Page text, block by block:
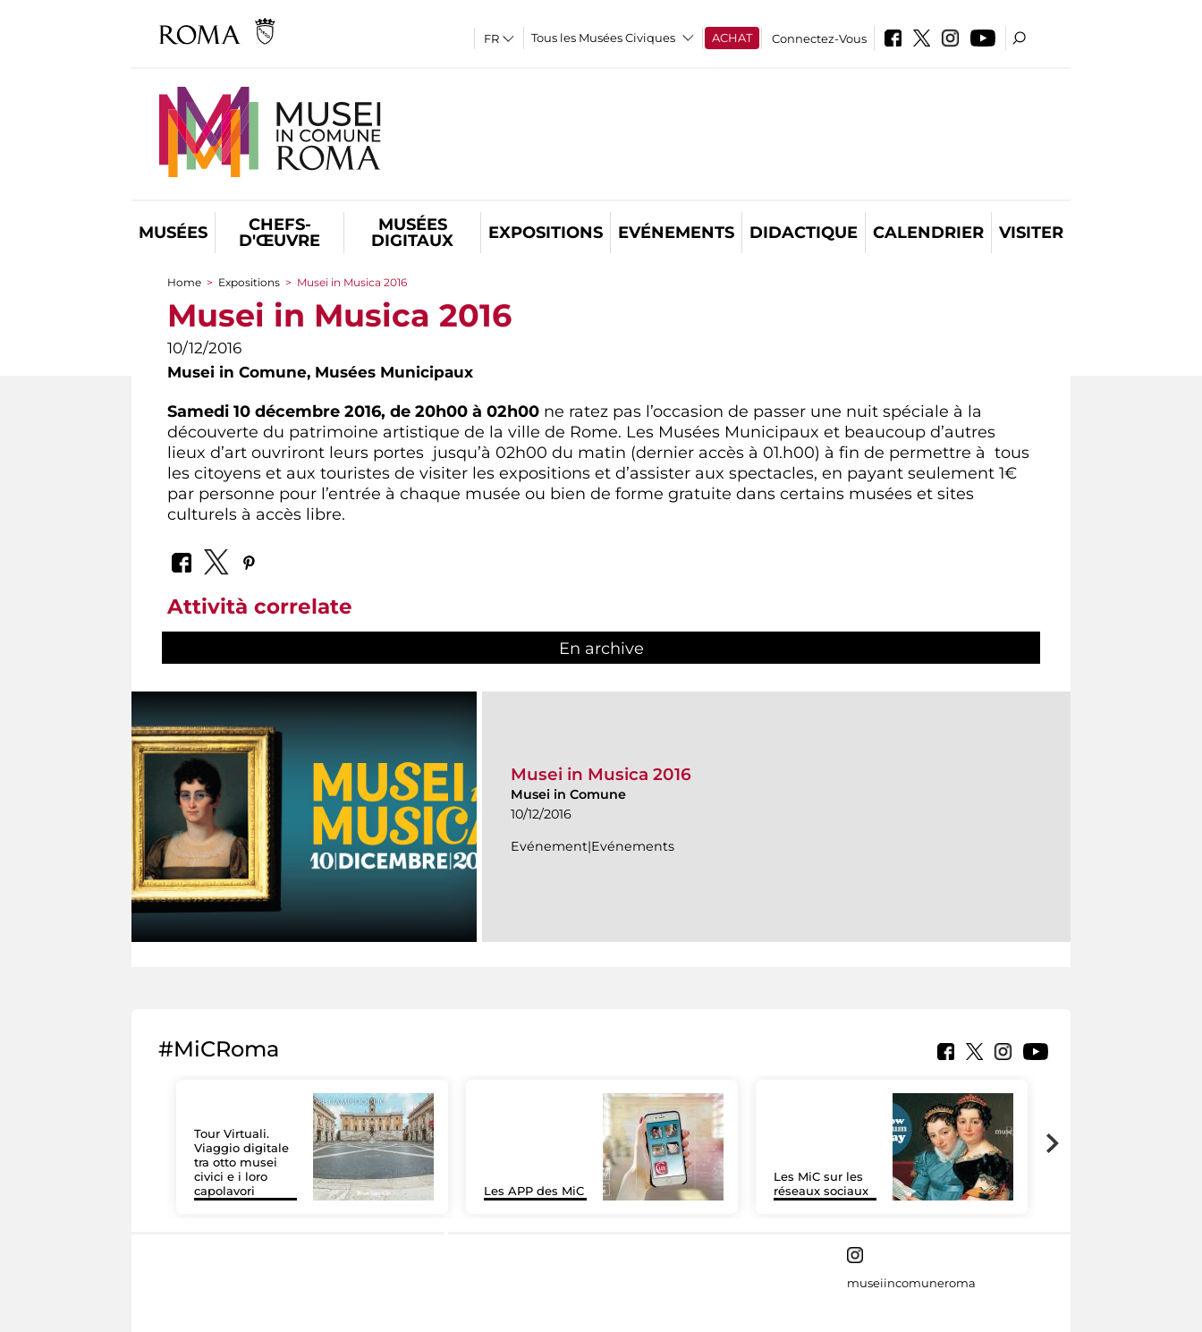
Tous les Musées Civiques ACHAT Connectez-Vous
MUSÉES
CHEFS-
D'ŒUVRE
MUSÉES
DIGITAUX
EXPOSITIONS EVÉNEMENTS DIDACTIQUE CALENDRIER VISITER
You are here
Home > Expositions > Musei in Musica 2016
Musei in Musica 2016
10/12/2016
Musei in Comune, Musées Municipaux
Samedi 10 décembre 2016, de 20h00 à 02h00 ne ratez pas l’occasion de passer une nuit spéciale à la
découverte du patrimoine artistique de la ville de Rome. Les Musées Municipaux et beaucoup d’autres
lieux d’art ouvriront leurs portes jusqu’à 02h00 du matin (dernier accès à 01.h00) à fin de permettre à tous
les citoyens et aux touristes de visiter les expositions et d’assister aux spectacles, en payant seulement 1€
par personne pour l’entrée à chaque musée ou bien de forme gratuite dans certains musées et sites
culturels à accès libre.
Attività correlate
En archive
Musei in Musica 2016
Musei in Comune
10/12/2016
Evénement|Evénements
#MiCRoma
Tour Virtuali.
Viaggio digitale
tra otto musei
civici e i loro
capolavori
Les APP des MiC
Les MiC sur les
réseaux sociaux
museiincomuneroma